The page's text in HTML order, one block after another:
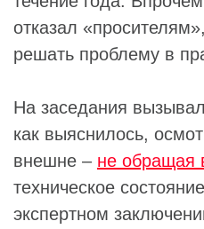
отказал
решать проблему в
На заседания
как выяснилось,
внешне – не обращая
техническое
экспертном